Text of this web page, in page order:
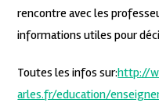
rencontre avec les
informations utiles pour
Toutes les infos sur:http://
arles.fr/education/